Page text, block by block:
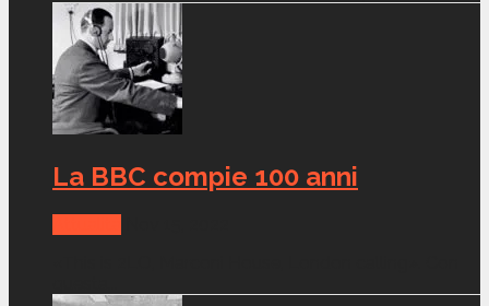
La BBC compie 100 anni